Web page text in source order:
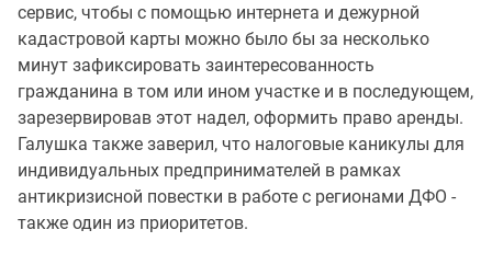
сервис, чтобы с помощью интернета и дежурной
кадастровой карты можно было бы за несколько
минут зафиксировать заинтересованность
гражданина в том или ином участке и в последующем,
зарезервировав этот надел, оформить право аренды.
Галушка также заверил, что налоговые каникулы для
индивидуальных предпринимателей в рамках
антикризисной повестки в работе с регионами ДФО -
также один из приоритетов.